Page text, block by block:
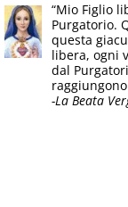
“Mio Figlio
Purgatorio.
questa
libera, ogni
dal
-La Beata